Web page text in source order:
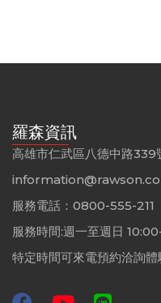
羅森資訊
高雄市仁武區八德中路339
服務電話：0800-555-211
服務時間:週一至週日
特定時間可來電預約洽詢體